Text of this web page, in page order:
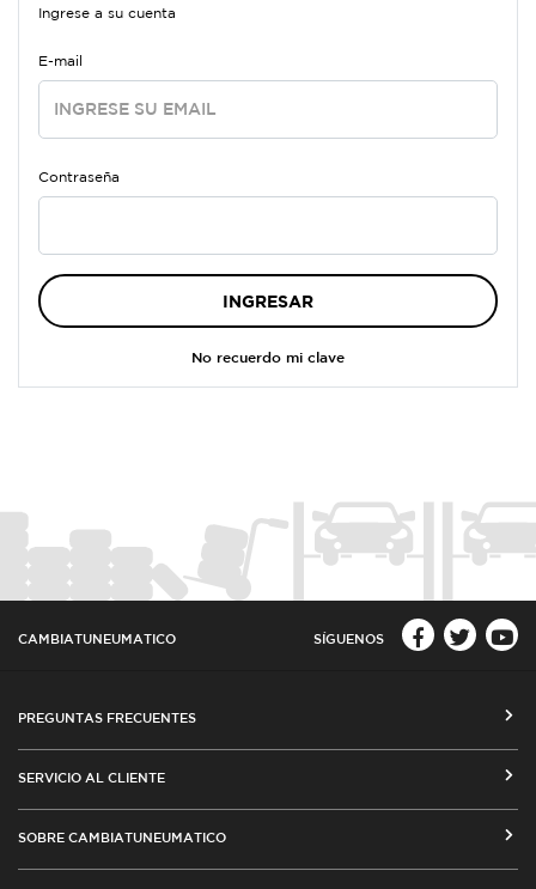
Ingrese a su cuenta
E-mail
Contraseña
INGRESAR
No recuerdo mi clave
CAMBIATUNEUMATICO SÍGUENOS
PREGUNTAS FRECUENTES
MEDIOS DE PAGO
SERVICIO AL CLIENTE
CAMBIO DE DIRECCIÓN
SOBRE CAMBIATUNEUMATICO